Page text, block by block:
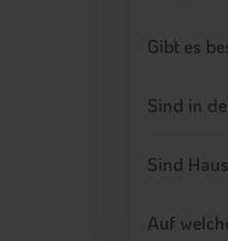
Gibt es
Sind in
Sind
Auf